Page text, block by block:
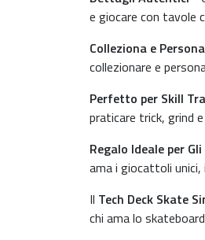
e giocare con tavole
Colleziona e
collezionare e
Perfetto per Skill
praticare trick, grind
Regalo Ideale per
ama i giocattoli
Il Tech Deck Skate
chi ama lo